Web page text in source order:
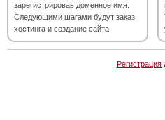
зарегистрировав доменное имя.
Следующими шагами будут заказ
хостинга и создание сайта.
Регистрация